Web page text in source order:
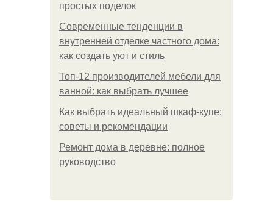
простых поделок
Современные тенденции в
внутренней отделке частного дома:
как создать уют и стиль
Топ-12 производителей мебели для
ванной: как выбрать лучшее
Как выбрать идеальный шкаф-купе:
советы и рекомендации
Ремонт дома в деревне: полное
руководство